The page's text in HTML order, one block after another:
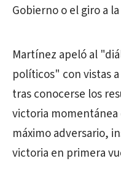
Gobierno o el giro a
Martínez apeló al
políticos" con vistas
tras conocerse los
victoria momentánea
máximo adversario,
victoria en primera